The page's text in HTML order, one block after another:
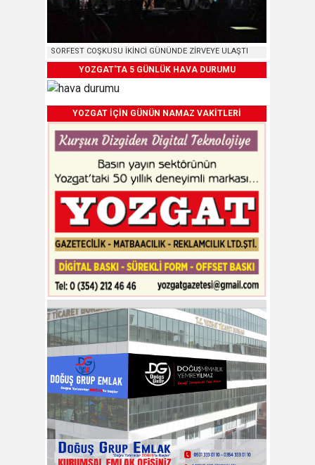
SORFEST COŞKUSU İKİNCİ GÜNÜNDE ZİRVEYE ULAŞTI
YOZGAT'TA 5 GÜNLÜK HAVA DURUMU
YOZGAT İÇİN GÜNÜN NAMAZ VAKİTLERİ